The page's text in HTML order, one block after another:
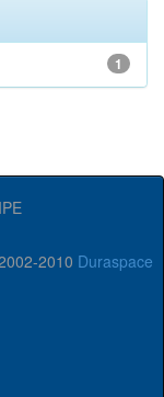
1
2010 Duraspace